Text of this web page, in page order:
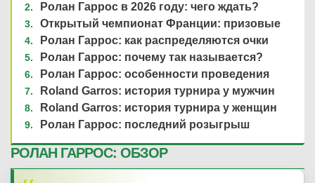
3-й сет 5-7
4-й сет 6 4
5-й сет 7 10- 64
30.05.2026
ЗАВЕРШЁН
1/16 финала
M. Kouame(216)
В Алехандро Табило
2-й сет 6 -77
3-й сет 4 6
30.05.2026
ЗАВЕРШЁН
1/16 финала
Камила Осорио (68)
Ролан Гаррос в 2026 году: чего ждать?
Открытый чемпионат Франции: призовые
Ролан Гаррос: как распределяются очки
Ролан Гаррос: почему так называется?
Ролан Гаррос: особенности проведения
Roland Garros: история турнира у мужчин
Roland Garros: история турнира у женщин
Ролан Гаррос: последний розыгрыш
РОЛАН ГАРРОС: ОБЗОР